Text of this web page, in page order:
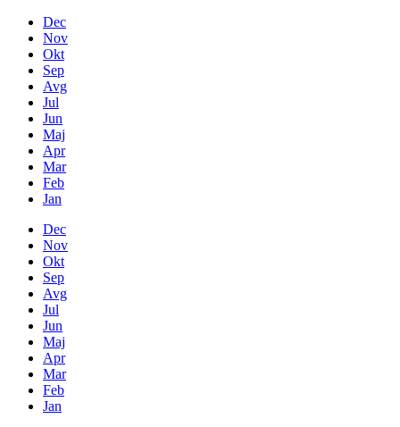
Dec
Nov
Okt
Sep
Avg
Jul
Jun
Maj
Apr
Mar
Feb
Jan
Dec
Nov
Okt
Sep
Avg
Jul
Jun
Maj
Apr
Mar
Feb
Jan